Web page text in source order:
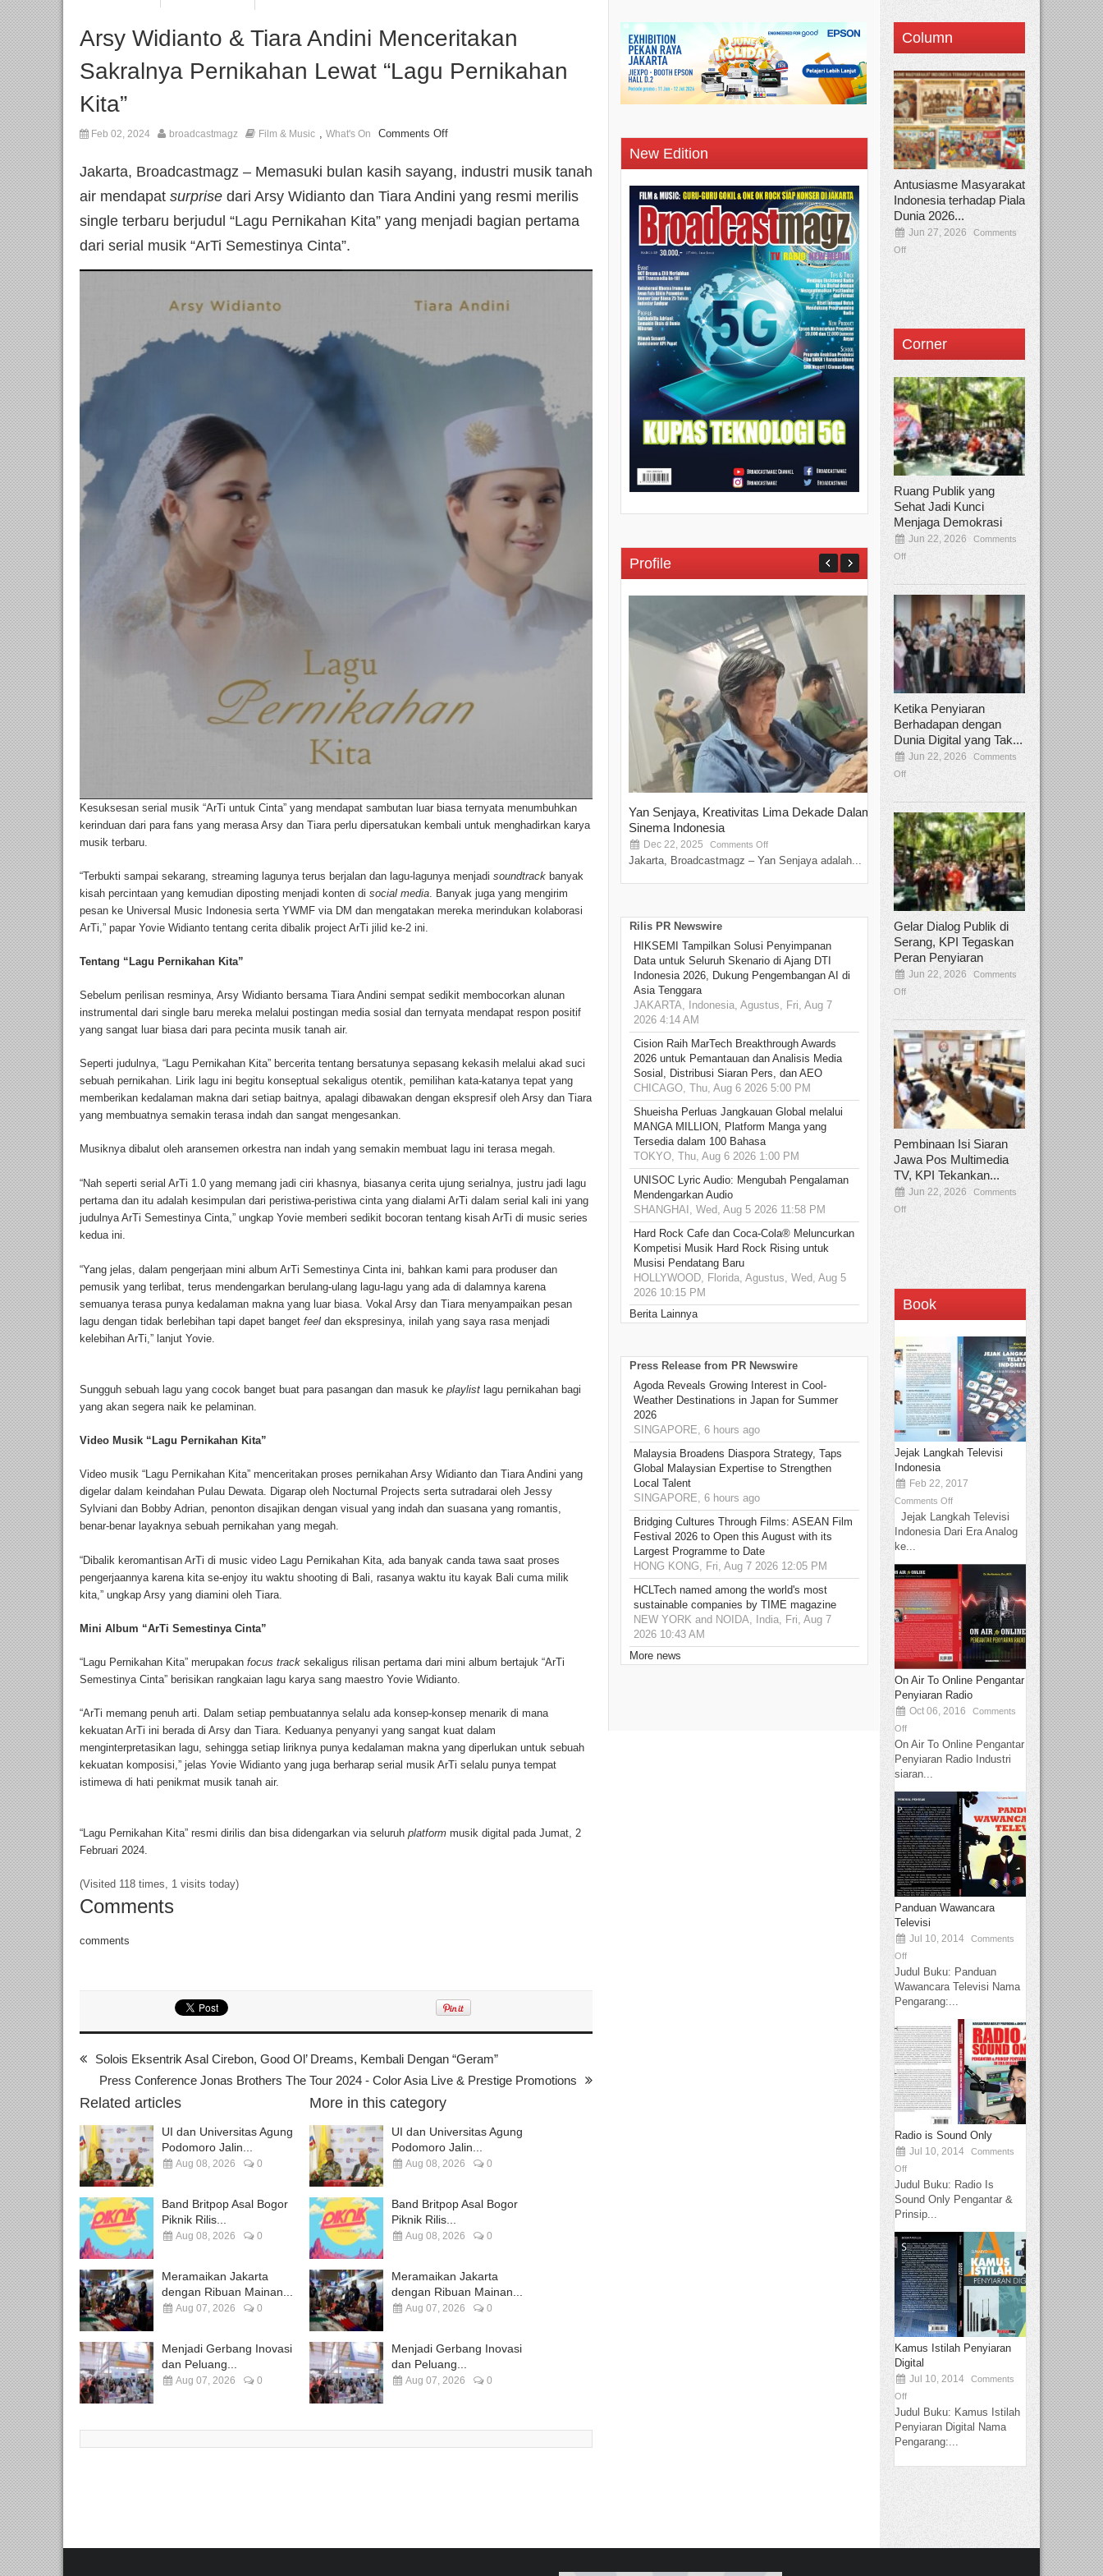
Arsy Widianto & Tiara Andini Menceritakan
Sakralnya Pernikahan Lewat “Lagu Pernikahan
Kita”
Feb 02, 2024 broadcastmagz Film & Music , What's On Comments Off
Jakarta, Broadcastmagz – Memasuki bulan kasih sayang, industri musik tanah
air mendapat surprise dari Arsy Widianto dan Tiara Andini yang resmi merilis
single terbaru berjudul “Lagu Pernikahan Kita” yang menjadi bagian pertama
dari serial musik “ArTi Semestinya Cinta”.
Kesuksesan serial musik “ArTi untuk Cinta” yang mendapat sambutan luar biasa ternyata menumbuhkan
kerinduan dari para fans yang merasa Arsy dan Tiara perlu dipersatukan kembali untuk menghadirkan karya
musik terbaru.
“Terbukti sampai sekarang, streaming lagunya terus berjalan dan lagu-lagunya menjadi soundtrack banyak
kisah percintaan yang kemudian diposting menjadi konten di social media. Banyak juga yang mengirim
pesan ke Universal Music Indonesia serta YWMF via DM dan mengatakan mereka merindukan kolaborasi
ArTi,” papar Yovie Widianto tentang cerita dibalik project ArTi jilid ke-2 ini.
Tentang “Lagu Pernikahan Kita”
Sebelum perilisan resminya, Arsy Widianto bersama Tiara Andini sempat sedikit membocorkan alunan
instrumental dari single baru mereka melalui postingan media sosial dan ternyata mendapat respon positif
yang sangat luar biasa dari para pecinta musik tanah air.
Seperti judulnya, “Lagu Pernikahan Kita” bercerita tentang bersatunya sepasang kekasih melalui akad suci
sebuah pernikahan. Lirik lagu ini begitu konseptual sekaligus otentik, pemilihan kata-katanya tepat yang
memberikan kedalaman makna dari setiap baitnya, apalagi dibawakan dengan ekspresif oleh Arsy dan Tiara
yang membuatnya semakin terasa indah dan sangat mengesankan.
Musiknya dibalut oleh aransemen orkestra nan indah yang semakin membuat lagu ini terasa megah.
“Nah seperti serial ArTi 1.0 yang memang jadi ciri khasnya, biasanya cerita ujung serialnya, justru jadi lagu
pertama dan itu adalah kesimpulan dari peristiwa-peristiwa cinta yang dialami ArTi dalam serial kali ini yang
judulnya ArTi Semestinya Cinta,” ungkap Yovie memberi sedikit bocoran tentang kisah ArTi di music series
kedua ini.
“Yang jelas, dalam pengerjaan mini album ArTi Semestinya Cinta ini, bahkan kami para produser dan
pemusik yang terlibat, terus mendengarkan berulang-ulang lagu-lagu yang ada di dalamnya karena
semuanya terasa punya kedalaman makna yang luar biasa. Vokal Arsy dan Tiara menyampaikan pesan
lagu dengan tidak berlebihan tapi dapet banget feel dan ekspresinya, inilah yang saya rasa menjadi
kelebihan ArTi,” lanjut Yovie.
Sungguh sebuah lagu yang cocok banget buat para pasangan dan masuk ke playlist lagu pernikahan bagi
yang akan segera naik ke pelaminan.
Video Musik “Lagu Pernikahan Kita”
Video musik “Lagu Pernikahan Kita” menceritakan proses pernikahan Arsy Widianto dan Tiara Andini yang
digelar dalam keindahan Pulau Dewata. Digarap oleh Nocturnal Projects serta sutradarai oleh Jessy
Sylviani dan Bobby Adrian, penonton disajikan dengan visual yang indah dan suasana yang romantis,
benar-benar layaknya sebuah pernikahan yang megah.
“Dibalik keromantisan ArTi di music video Lagu Pernikahan Kita, ada banyak canda tawa saat proses
pengerjaannya karena kita se-enjoy itu waktu shooting di Bali, rasanya waktu itu kayak Bali cuma milik
kita,” ungkap Arsy yang diamini oleh Tiara.
Mini Album “ArTi Semestinya Cinta”
“Lagu Pernikahan Kita” merupakan focus track sekaligus rilisan pertama dari mini album bertajuk “ArTi
Semestinya Cinta” berisikan rangkaian lagu karya sang maestro Yovie Widianto.
“ArTi memang penuh arti. Dalam setiap pembuatannya selalu ada konsep-konsep menarik di mana
kekuatan ArTi ini berada di Arsy dan Tiara. Keduanya penyanyi yang sangat kuat dalam
menginterpretasikan lagu, sehingga setiap liriknya punya kedalaman makna yang diperlukan untuk sebuah
kekuatan komposisi,” jelas Yovie Widianto yang juga berharap serial musik ArTi selalu punya tempat
istimewa di hati penikmat musik tanah air.
“Lagu Pernikahan Kita” resmi dirilis dan bisa didengarkan via seluruh platform musik digital pada Jumat, 2
Februari 2024.
(Visited 118 times, 1 visits today)
Comments
comments
Solois Eksentrik Asal Cirebon, Good Ol’ Dreams, Kembali Dengan “Geram”
Press Conference Jonas Brothers The Tour 2024 - Color Asia Live & Prestige Promotions
Related articles
UI dan Universitas Agung
Podomoro Jalin...
Aug 08, 2026 0
Band Britpop Asal Bogor
Piknik Rilis...
Aug 08, 2026 0
Meramaikan Jakarta
dengan Ribuan Mainan...
Aug 07, 2026 0
Menjadi Gerbang Inovasi
dan Peluang...
Aug 07, 2026 0
More in this category
UI dan Universitas Agung
Podomoro Jalin...
Aug 08, 2026 0
Band Britpop Asal Bogor
Piknik Rilis...
Aug 08, 2026 0
Meramaikan Jakarta
dengan Ribuan Mainan...
Aug 07, 2026 0
Menjadi Gerbang Inovasi
dan Peluang...
Aug 07, 2026 0
New Edition
Profile
Yan Senjaya, Kreativitas Lima Dekade Dalam
Sinema Indonesia
Dec 22, 2025 Comments Off
Jakarta, Broadcastmagz – Yan Senjaya adalah...
Tamee Irelly Menjadi Juri Open
Film Terbaru...
Sep 08, 2025 Comments Off
Bekasi, Broadcastmagz – Dalam upaya
talenta...
Rilis PR Newswire
HIKSEMI Tampilkan Solusi Penyimpanan
Data untuk Seluruh Skenario di Ajang DTI
Indonesia 2026, Dukung Pengembangan AI di
Asia Tenggara
JAKARTA, Indonesia, Agustus, Fri, Aug 7
2026 4:14 AM
Cision Raih MarTech Breakthrough Awards
2026 untuk Pemantauan dan Analisis Media
Sosial, Distribusi Siaran Pers, dan AEO
CHICAGO, Thu, Aug 6 2026 5:00 PM
Shueisha Perluas Jangkauan Global melalui
MANGA MILLION, Platform Manga yang
Tersedia dalam 100 Bahasa
TOKYO, Thu, Aug 6 2026 1:00 PM
UNISOC Lyric Audio: Mengubah Pengalaman
Mendengarkan Audio
SHANGHAI, Wed, Aug 5 2026 11:58 PM
Hard Rock Cafe dan Coca-Cola® Meluncurkan
Kompetisi Musik Hard Rock Rising untuk
Musisi Pendatang Baru
HOLLYWOOD, Florida, Agustus, Wed, Aug 5
2026 10:15 PM
Berita Lainnya
Press Release from PR Newswire
Agoda Reveals Growing Interest in Cool-
Weather Destinations in Japan for Summer
2026
SINGAPORE, 6 hours ago
Malaysia Broadens Diaspora Strategy, Taps
Global Malaysian Expertise to Strengthen
Local Talent
SINGAPORE, 6 hours ago
Bridging Cultures Through Films: ASEAN Film
Festival 2026 to Open this August with its
Largest Programme to Date
HONG KONG, Fri, Aug 7 2026 12:05 PM
HCLTech named among the world's most
sustainable companies by TIME magazine
NEW YORK and NOIDA, India, Fri, Aug 7
2026 10:43 AM
More news
Column
Antusiasme Masyarakat
Indonesia terhadap Piala
Dunia 2026...
Jun 27, 2026
Comments
Off
Corner
Ruang Publik yang
Sehat Jadi Kunci
Menjaga Demokrasi
Jun 22, 2026
Comments
Off
Ketika Penyiaran
Berhadapan dengan
Dunia Digital yang Tak...
Jun 22, 2026
Comments
Off
Gelar Dialog Publik di
Serang, KPI Tegaskan
Peran Penyiaran
Jun 22, 2026
Comments
Off
Pembinaan Isi Siaran
Jawa Pos Multimedia
TV, KPI Tekankan...
Jun 22, 2026
Comments
Off
Book
Jejak Langkah Televisi
Indonesia
Feb 22, 2017
Comments Off
Jejak Langkah Televisi
Indonesia Dari Era Analog
ke...
On Air To Online Pengantar
Penyiaran Radio
Oct 06, 2016
Comments
Off
On Air To Online Pengantar
Penyiaran Radio Industri
siaran...
Panduan Wawancara
Televisi
Jul 10, 2014
Comments
Off
Judul Buku: Panduan
Wawancara Televisi Nama
Pengarang:...
Radio is Sound Only
Jul 10, 2014
Comments
Off
Judul Buku: Radio Is
Sound Only Pengantar &
Prinsip...
Kamus Istilah Penyiaran
Digital
Jul 10, 2014
Comments
Off
Judul Buku: Kamus Istilah
Penyiaran Digital Nama
Pengarang:...